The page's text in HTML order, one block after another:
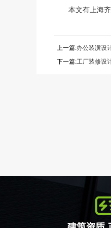
本文有上海
上一篇:办公装潢设
下一篇:工厂装修设